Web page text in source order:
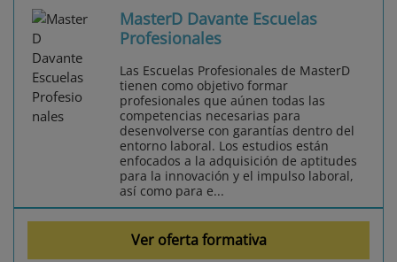
MasterD Davante Escuelas
Profesionales
Las Escuelas Profesionales de MasterD
tienen como objetivo formar
profesionales que aúnen todas las
competencias necesarias para
desenvolverse con garantías dentro del
entorno laboral. Los estudios están
enfocados a la adquisición de aptitudes
para la innovación y el impulso laboral,
así como para e...
Ver oferta formativa